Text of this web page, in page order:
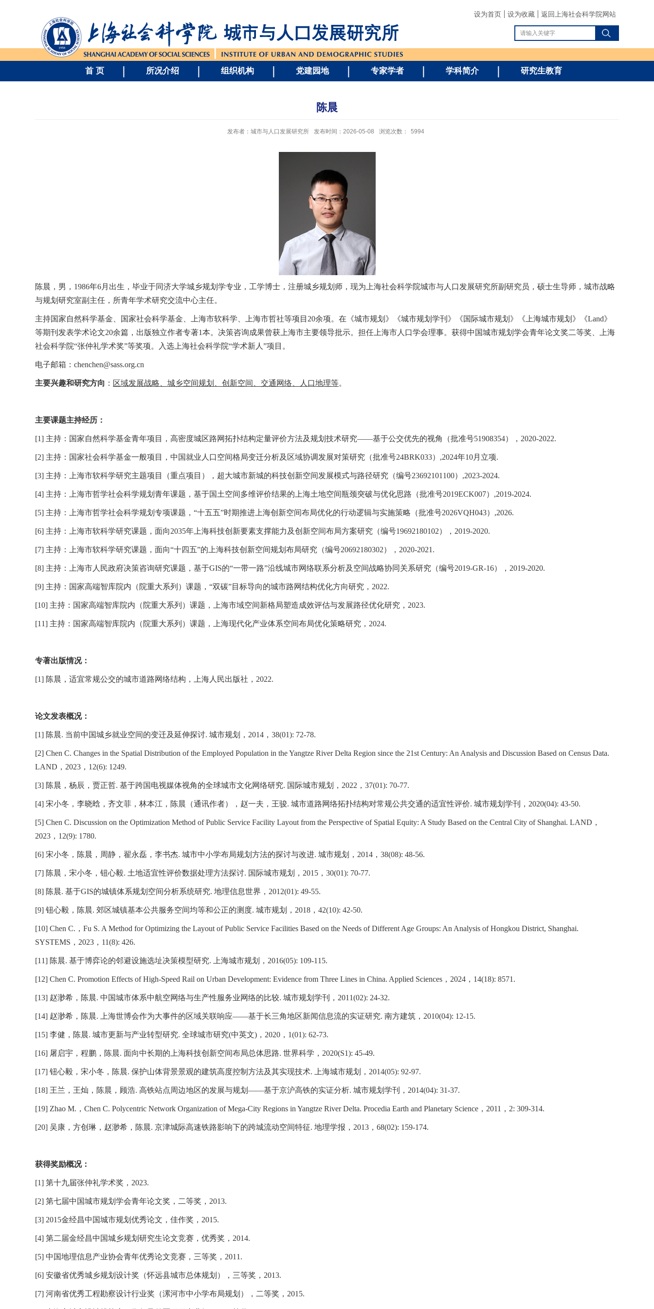
设为首页 设为收藏 返回上海社会科学院网站
首 页 所况介绍 组织机构 党建园地 专家学者 学科简介 研究生教育
陈晨
发布者：城市与人口发展研究所 发布时间：2026-05-08 浏览次数： 5994
陈晨，男， 1986年6月出生，毕业于同济大学城乡规划学专业，工学博士，注册城乡规划师，现为上海社会科学院城市与人口发展研究所副研究员，硕士生导师，城市战略
与规划研究室副主任，所青年学术研究交流中心主任。
主持国家自然科学基金、国家社会科学基金、上海市软科学、上海市哲社等项目20余项。在《城市规划》《城市规划学刊》《国际城市规划》《上海城市规划》《Land》
等期刊发表学术论文20余篇，出版独立作者专著1本。决策咨询成果曾获上海市主要领导批示。担任上海市人口学会理事。获得中国城市规划学会青年论文奖二等奖、上海
社会科学院“张仲礼学术奖”等奖项。入选上海社会科学院“学术新人”项目。
电子邮箱： chenchen@sass.org.cn
主要兴趣和研究方向 ： 区域发展战略、城乡空间规划、创新空间、交通网络、人口地理等。
主要课题主持经历：
[1] 主持： 国家自然科学基金青年项目，高密度城区路网拓扑结构定量评价方法及规划技术研究——基于公交优先的视角（批准号51908354）， 2020-2022.
[2] 主持： 国家社会科学基金一般项目，中国就业人口空间格局变迁分析及区域协调发展对策研究（批准号24BRK033） ,2024年10月立项.
[3] 主持： 上海市软科学研究主题项目（重点项目），超大城市新城的科技创新空间发展模式与路径研究（编号23692101100） ,2023-2024.
[4] 主持： 上海市哲学社会科学规划青年课题，基于国土空间多维评价结果的上海土地空间瓶颈突破与优化思路（批准号2019ECK007） ,2019-2024.
[5] 主持： 上海市哲学社会科学规划专项课题，“十五五”时期推进上海创新空间布局优化的行动逻辑与实施策略（批准号2026VQH043） ,2026.
[6] 主持： 上海市软科学研究课题，面向2035年上海科技创新要素支撑能力及创新空间布局方案研究（编号19692180102）， 2019-2020.
[7] 主持： 上海市软科学研究课题，面向“十四五”的上海科技创新空间规划布局研究（编号20692180302）， 2020-2021 .
[8] 主持： 上海市人民政府决策咨询研究课题，基于GIS的“一带一路”沿线城市网络联系分析及空间战略协同关系研究（编号2019-GR-16）， 2019-2020.
[9] 主持： 国家高端智库院内（院重大系列）课题，“双碳”目标导向的城市路网结构优化方向研究， 2022.
[10] 主持： 国家高端智库院内（院重大系列）课题，上海市域空间新格局塑造成效评估与发展路径优化研究， 2023.
[11] 主持： 国家高端智库院内（院重大系列）课题，上海现代化产业体系空间布局优化策略研究， 2024.
专著出版情况：
[1] 陈晨，适宜常规公交的城市道路网络结构，上海人民出版社， 2022.
论文发表概况：
[1] 陈晨. 当前中国城乡就业空间的变迁及延伸探讨. 城市规划， 2014 ， 38(01): 72-78.
[2] Chen C. Changes in the Spatial Distribution of the Employed Population in the Yangtze River Delta Region since the 21st Century: An Analysis and Discussion Based on Census Data.
LAND ， 2023 ， 12(6): 1249.
[3] 陈晨，杨辰，贾正哲. 基于跨国电视媒体视角的全球城市文化网络研究. 国际城市规划， 2022 ， 37(01): 70-77.
[4] 宋小冬，李晓晗，齐文菲，林本江，陈晨（通讯作者），赵一夫，王骏. 城市道路网络拓扑结构对常规公共交通的适宜性评价. 城市规划学刊， 2020(04): 43-50.
[5] Chen C. Discussion on the Optimization Method of Public Service Facility Layout from the Perspective of Spatial Equity: A Study Based on the Central City of Shanghai. LAND ，
2023 ， 12(9): 1780.
[6] 宋小冬，陈晨，周静，翟永磊，李书杰. 城市中小学布局规划方法的探讨与改进. 城市规划， 2014 ， 38(08): 48-56.
[7] 陈晨，宋小冬，钮心毅. 土地适宜性评价数据处理方法探讨. 国际城市规划， 2015 ， 30(01): 70-77.
[8] 陈晨. 基于GIS的城镇体系规划空间分析系统研究. 地理信息世界， 2012(01): 49-55.
[9] 钮心毅，陈晨. 郊区城镇基本公共服务空间均等和公正的测度. 城市规划， 2018 ， 42(10): 42-50.
[10] Chen C. ， Fu S. A Method for Optimizing the Layout of Public Service Facilities Based on the Needs of Different Age Groups: An Analysis of Hongkou District, Shanghai.
SYSTEMS ， 2023 ， 11(8): 426.
[11] 陈晨. 基于博弈论的邻避设施选址决策模型研究. 上海城市规划， 2016(05): 109-115.
[12] Chen C. Promotion Effects of High-Speed Rail on Urban Development: Evidence from Three Lines in China. Applied Sciences ， 2024 ， 14(18): 8571.
[13] 赵渺希，陈晨. 中国城市体系中航空网络与生产性服务业网络的比较. 城市规划学刊， 2011(02): 24-32.
[14] 赵渺希，陈晨. 上海世博会作为大事件的区域关联响应——基于长三角地区新闻信息流的实证研究. 南方建筑， 2010(04): 12-15.
[15] 李健，陈晨. 城市更新与产业转型研究. 全球城市研究(中英文) ， 2020 ， 1(01): 62-73.
[16] 屠启宇，程鹏，陈晨. 面向中长期的上海科技创新空间布局总体思路. 世界科学， 2020(S1): 45-49.
[17] 钮心毅，宋小冬，陈晨. 保护山体背景景观的建筑高度控制方法及其实现技术. 上海城市规划， 2014(05): 92-97.
[18] 王兰，王灿，陈晨，顾浩. 高铁站点周边地区的发展与规划——基于京沪高铁的实证分析. 城市规划学刊， 2014(04): 31-37.
[19] Zhao M. ， Chen C. Polycentric Network Organization of Mega-City Regions in Yangtze River Delta. Procedia Earth and Planetary Science ， 2011 ， 2: 309-314.
[20] 吴康，方创琳，赵渺希，陈晨. 京津城际高速铁路影响下的跨城流动空间特征. 地理学报， 2013 ， 68(02): 159-174.
获得奖励概况：
[1] 第十九届张仲礼学术奖， 2023.
[2] 第七届中国城市规划学会青年论文奖，二等奖， 2013.
[3] 2015金经昌中国城市规划优秀论文，佳作奖， 2015.
[4] 第二届金经昌中国城乡规划研究生论文竞赛，优秀奖， 2014.
[5] 中国地理信息产业协会青年优秀论文竞赛，三等奖， 2011.
[6] 安徽省优秀城乡规划设计奖（怀远县城市总体规划），三等奖， 2013.
[7] 河南省优秀工程勘察设计行业奖（漯河市中小学布局规划），二等奖， 2015.